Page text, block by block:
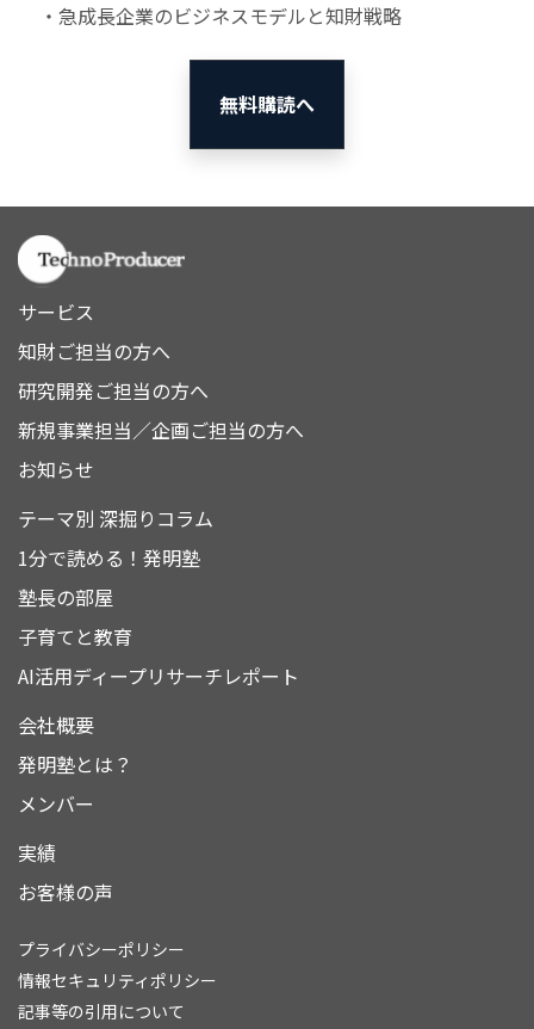
・急成長企業のビジネスモデルと知財戦略
無料購読へ
サービス
知財ご担当の方へ
研究開発ご担当の方へ
新規事業担当／企画ご担当の方へ
お知らせ
テーマ別 深掘りコラム
1分で読める！発明塾
塾長の部屋
子育てと教育
AI活用ディープリサーチレポート
会社概要
発明塾とは？
メンバー
実績
お客様の声
プライバシーポリシー
情報セキュリティポリシー
記事等の引用について